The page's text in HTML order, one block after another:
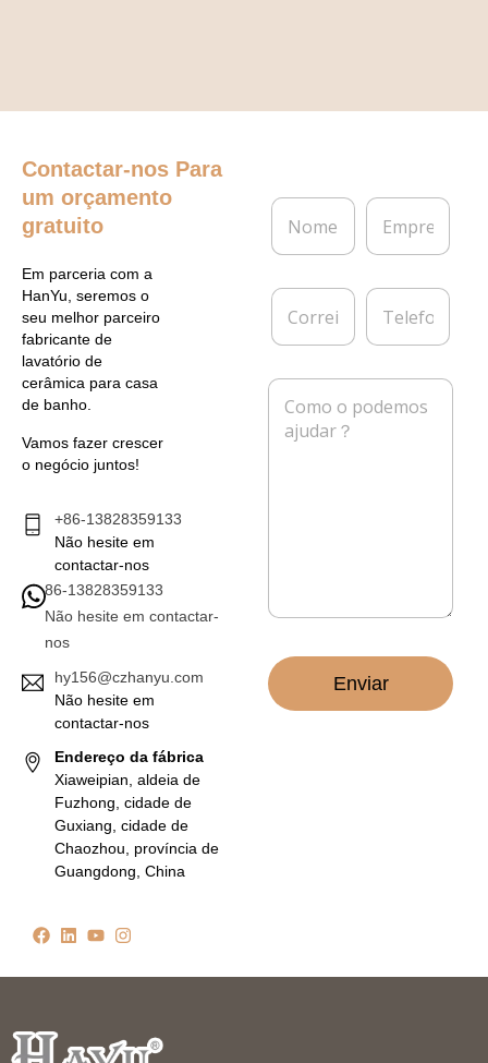
Contactar-nos Para
um orçamento
gratuito
Em parceria com a
HanYu, seremos o
seu melhor parceiro
fabricante de
lavatório de
cerâmica para casa
de banho.
Vamos fazer crescer
o negócio juntos!
+86-13828359133
Não hesite em
contactar-nos
86-13828359133
Não hesite em contactar-
nos
hy156@czhanyu.com
Não hesite em
contactar-nos
Endereço da fábrica
Xiaweipian, aldeia de
Fuzhong, cidade de
Guxiang, cidade de
Chaozhou, província de
Guangdong, China
N
m
*
E
p
e
C
r
e
c
T
l
f
o
n
M
Enviar